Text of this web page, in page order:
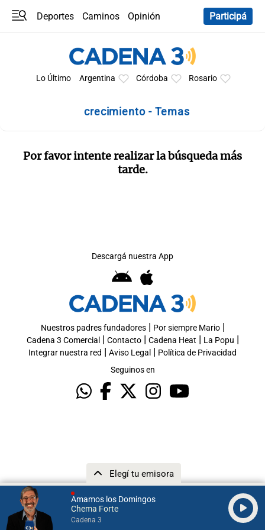
Amamos los Domingos
Chema Forte
Cadena 3
Elegí tu emisora
Deportes Caminos
Opinión
Participá
Lo Último Argentina Córdoba Rosario
crecimiento - Temas
Por favor intente realizar la búsqueda más
tarde.
Descargá nuestra App
Nuestros padres fundadores| Por siempre Mario|
Cadena 3 Comercial | Contacto| Cadena Heat | La Popu |
Integrar nuestra red | Aviso Legal | Política de Privacidad
Seguinos en